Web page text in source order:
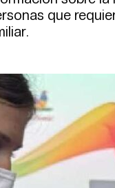
que